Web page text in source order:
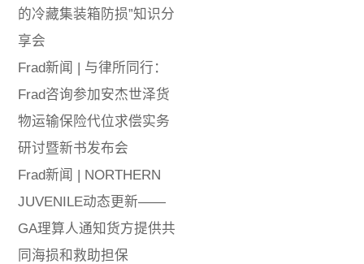
的冷藏集装箱防损”知识分
享会
Frad新闻 | 与律所同行：
Frad咨询参加安杰世泽货
物运输保险代位求偿实务
研讨暨新书发布会
Frad新闻 | NORTHERN
JUVENILE动态更新——
GA理算人通知货方提供共
同海损和救助担保